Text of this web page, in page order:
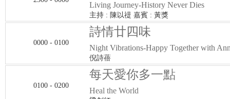
Living Journey-History Never Dies
主持 : 陳以禔 嘉賓 : 黃獎
0000 - 0100
詩情廿四味
Night Vibrations-Happy Together with
倪詩蓓
0100 - 0200
每天愛你多一點
Heal the World